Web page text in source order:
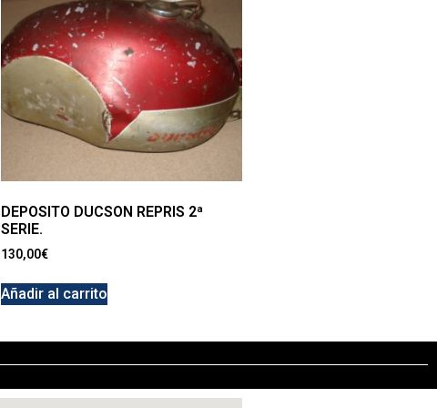
DEPOSITO DUCSON REPRIS 2ª
SERIE.
130,00€
Añadir al carrito